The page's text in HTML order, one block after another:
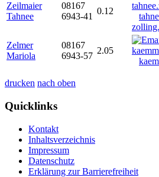
Zeilmaier
Tahnee
08167
6943-41
0.12
Zelmer
Mariola
08167
6943-57
2.05
drucken nach oben
Quicklinks
Kontakt
Inhaltsverzeichnis
Impressum
Datenschutz
Erklärung zur Barrierefreiheit